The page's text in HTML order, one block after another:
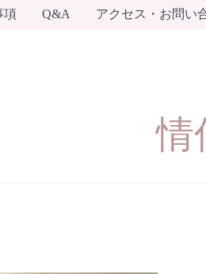
項 Q&A アクセス・お問い
情